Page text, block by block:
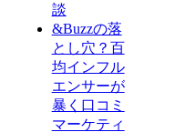
談
&Buzzの落
とし穴？百
均インフル
エンサーが
暴く口コミ
マーケティ